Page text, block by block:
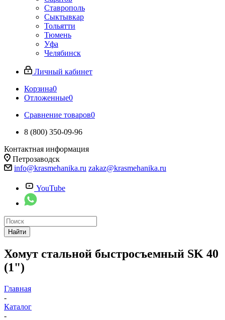
Ставрополь
Сыктывкар
Тольятти
Тюмень
Уфа
Челябинск
Личный кабинет
Корзина0
Отложенные0
Сравнение товаров0
8 (800) 350-09-96
Контактная информация
Петрозаводск
info@krasmehanika.ru zakaz@krasmehanika.ru
YouTube
Найти
Хомут стальной быстросъемный SK 40
(1")
Главная
-
Каталог
-